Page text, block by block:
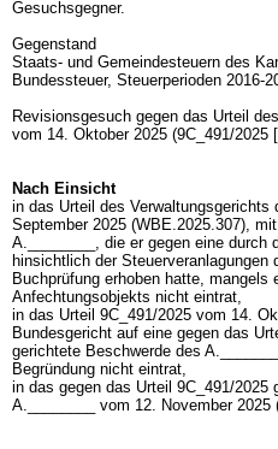
Gesuchsgegner.
Gegenstand
Staats- und Gemeindesteuern des
Bundessteuer, Steuerperioden 2016-
Revisionsgesuch gegen das Urteil
vom 14. Oktober 2025 (9C_491/2025
Nach Einsicht
in das Urteil des Verwaltungsgerichts
September 2025 (WBE.2025.307),
A.________, die er gegen eine durch
hinsichtlich der Steuerveranlagungen
Buchprüfung erhoben hatte, mangels
Anfechtungsobjekts nicht eintrat,
in das Urteil 9C_491/2025 vom 14.
Bundesgericht auf eine gegen das
gerichtete Beschwerde des
Begründung nicht eintrat,
in das gegen das Urteil 9C_491/2025
A.________ vom 12. November 2025